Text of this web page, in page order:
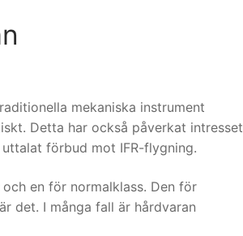
mekaniska instrument
Detta har också påverkat intresset
förbud mot IFR-flygning.
en för normalklass. Den för
det. I många fall är hårdvaran